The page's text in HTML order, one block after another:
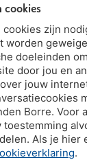
cookies
zijn
worden
doeleinden
door jou en
jouw
Borre.
Als je
.